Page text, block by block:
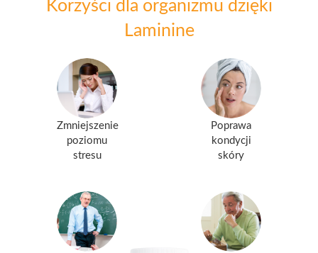
Korzyści dla organizmu dzięki
Laminine
Zmniejszenie
poziomu
stresu
Poprawa
kondycji
skóry